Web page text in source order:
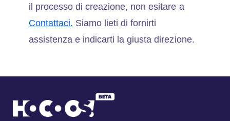
il processo di creazione, non esitare a
Contattaci. Siamo lieti di fornirti
assistenza e indicarti la giusta direzione.